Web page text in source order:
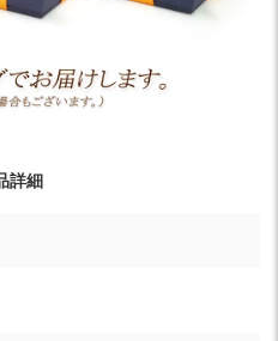
詳細